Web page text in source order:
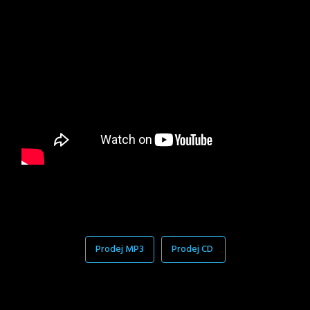
Prodej MP3 Prodej CD